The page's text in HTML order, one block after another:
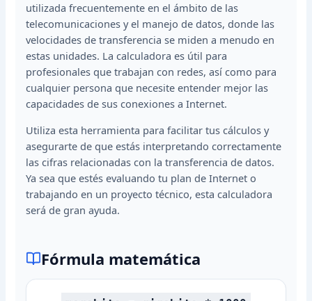
utilizada frecuentemente en el ámbito de las
telecomunicaciones y el manejo de datos, donde las
velocidades de transferencia se miden a menudo en
estas unidades. La calculadora es útil para
profesionales que trabajan con redes, así como para
cualquier persona que necesite entender mejor las
capacidades de sus conexiones a Internet.
Utiliza esta herramienta para facilitar tus cálculos y
asegurarte de que estás interpretando correctamente
las cifras relacionadas con la transferencia de datos.
Ya sea que estés evaluando tu plan de Internet o
trabajando en un proyecto técnico, esta calculadora
será de gran ayuda.
Fórmula matemática